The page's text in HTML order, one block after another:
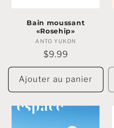
Bain moussant
«Rosehip»
Marchands
ANTO YUKON
Prix
régulier
$9.99
Ajouter au panier